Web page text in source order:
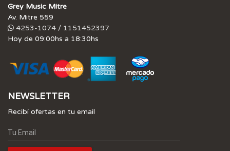
Grey Music Mitre
Av. Mitre 559
4253-1074 / 1151452397
Hoy de 09:00hs a 18:30hs
NEWSLETTER
Recibí ofertas en tu email